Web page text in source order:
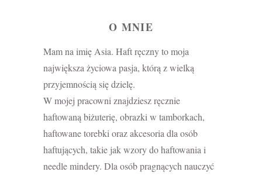
O MNIE
Mam na imię Asia. Haft ręczny to moja
największa życiowa pasja, którą z wielką
przyjemnością się dzielę.
W mojej pracowni znajdziesz ręcznie
haftowaną biżuterię, obrazki w tamborkach,
haftowane torebki oraz akcesoria dla osób
haftujących, takie jak wzory do haftowania i
needle mindery. Dla osób pragnących nauczyć